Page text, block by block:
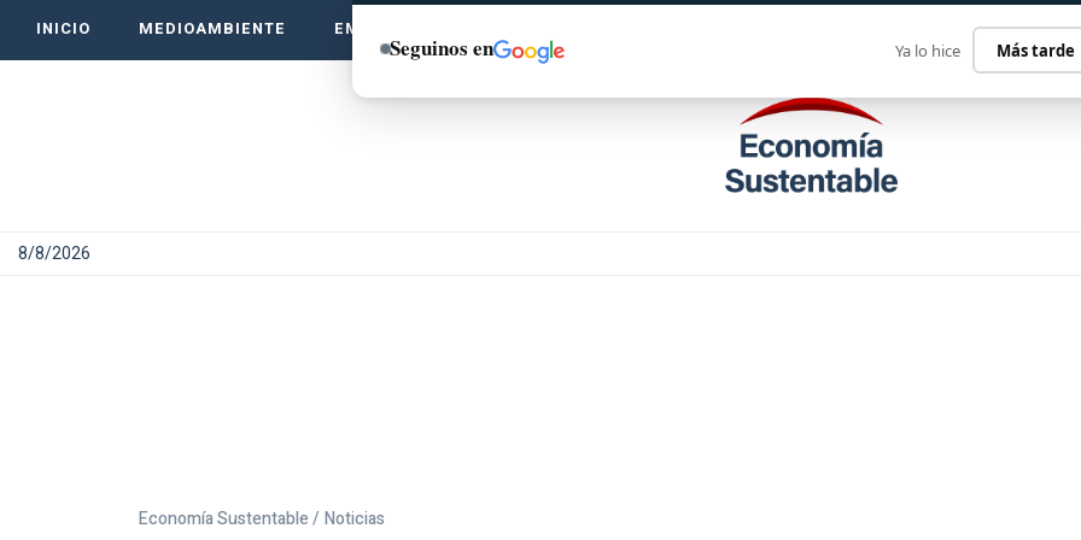
INICIO MEDIOAMBIENTE EMPRENDE VERDE
8/8/2026
Economía Sustentable / Noticias
Seguinos en Ya lo hice Más tarde